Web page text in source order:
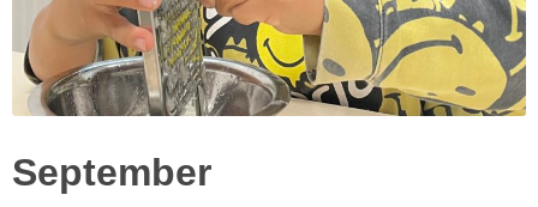
September